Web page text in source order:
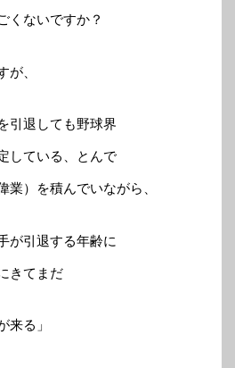
くないですか？
が、
引退しても野球界
している、とんで
業）を積んでいながら、
が引退する年齢に
きてまだ
来る」